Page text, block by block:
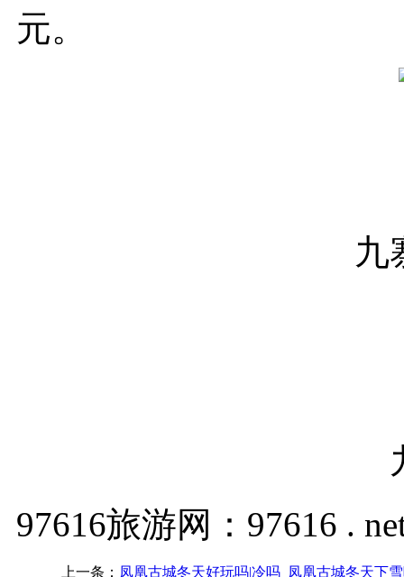
元。
九
97616旅游网：97616 .
上一条： 凤凰古城冬天好玩吗|冷吗_凤凰古城冬天下